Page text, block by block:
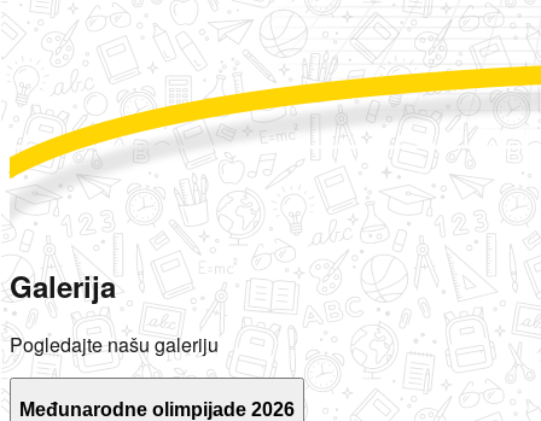
Galerija
Pogledajte našu galeriju
Međunarodne olimpijade 2026